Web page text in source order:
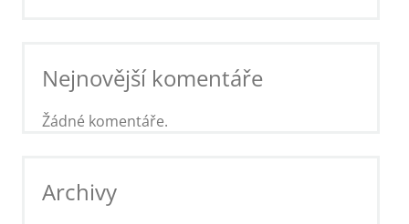
Nejnovější komentáře
Žádné komentáře.
Archivy